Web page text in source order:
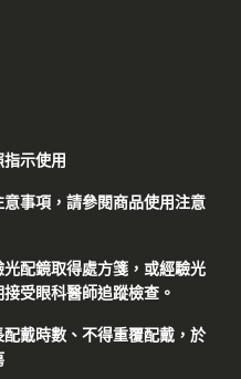
示使用
事項，請參閱商品使用注意
配鏡取得處方箋，或經驗光
受眼科醫師追蹤檢查。
戴時數、不得重覆配戴，於